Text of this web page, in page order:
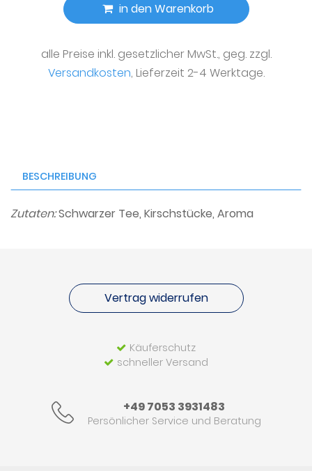
in den Warenkorb
alle Preise inkl. gesetzlicher MwSt., geg. zzgl.
Versandkosten, Lieferzeit 2-4 Werktage.
BESCHREIBUNG
Zutaten:Schwarzer Tee, Kirschstücke, Aroma
Vertrag widerrufen
Käuferschutz
schneller Versand
+49 7053 3931483
Persönlicher Service und Beratung